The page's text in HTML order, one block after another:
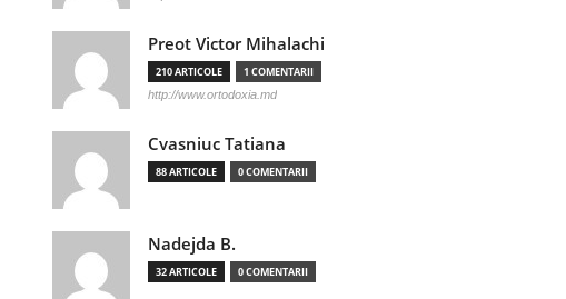
Preot Victor Mihalachi
210 ARTICOLE 1 COMENTARII
http://www.ortodoxia.md
Cvasniuc Tatiana
88 ARTICOLE 0 COMENTARII
Nadejda B.
32 ARTICOLE 0 COMENTARII